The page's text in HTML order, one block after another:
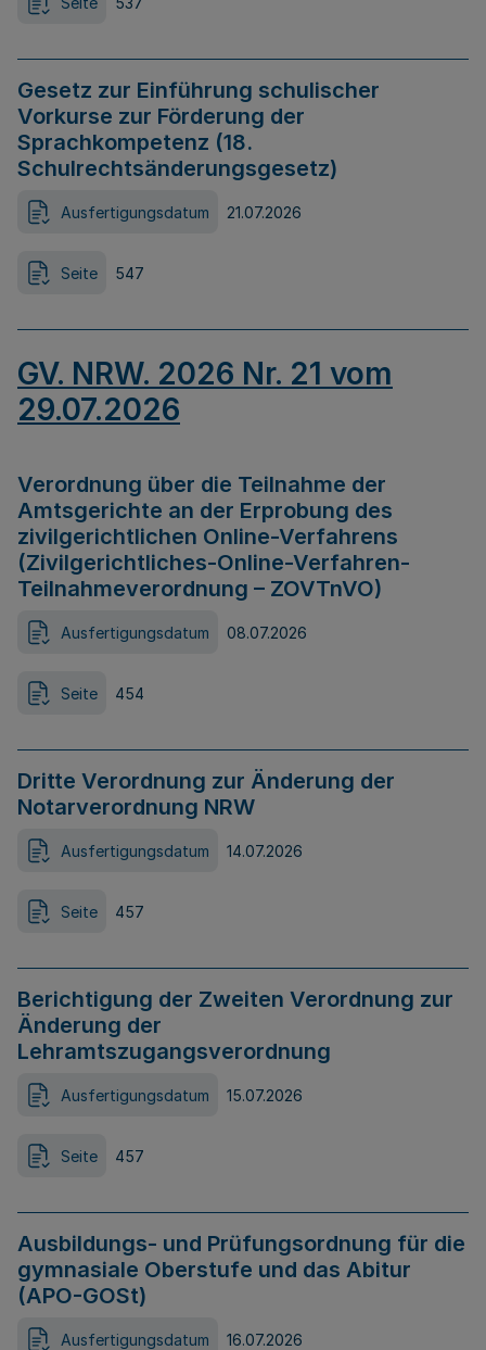
Gesetz zur Einführung schulischer
Vorkurse zur Förderung der
Sprachkompetenz (18.
Schulrechtsänderungsgesetz)
Ausfertigungsdatum 21.07.2026
Seite 547
GV. NRW. 2026 Nr. 21 vom
29.07.2026
Verordnung über die Teilnahme der
Amtsgerichte an der Erprobung des
zivilgerichtlichen Online-Verfahrens
(Zivilgerichtliches-Online-Verfahren-
Teilnahmeverordnung – ZOVTnVO)
Ausfertigungsdatum 08.07.2026
Seite 454
Dritte Verordnung zur Änderung der
Notarverordnung NRW
Ausfertigungsdatum 14.07.2026
Seite 457
Berichtigung der Zweiten Verordnung zur
Änderung der
Lehramtszugangsverordnung
Ausfertigungsdatum 15.07.2026
Seite 457
Ausbildungs- und Prüfungsordnung für die
gymnasiale Oberstufe und das Abitur
(APO-GOSt)
Ausfertigungsdatum 16.07.2026